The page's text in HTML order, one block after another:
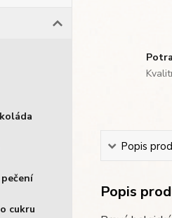
cukru
Popis
Popis